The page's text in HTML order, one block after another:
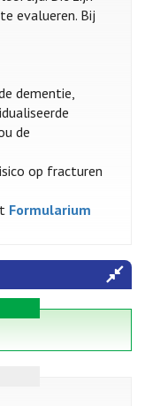
evalueren. Bij
dementie,
de
op fracturen
Formularium